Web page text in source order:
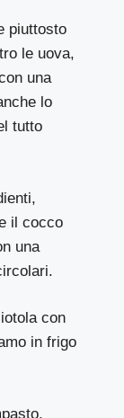
piuttosto
le uova,
una
lo
tutto
il cocco
una
con
in frigo